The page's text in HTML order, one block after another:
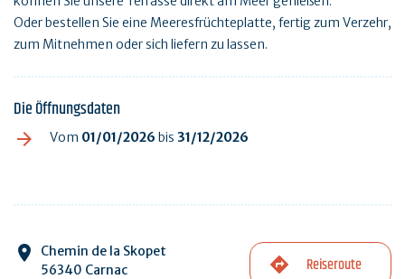
Oder bestellen Sie eine Meeresfrüchteplatte, fertig zum Verzehr,
zum Mitnehmen oder sich liefern zu lassen.
Die Öffnungsdaten
Vom 01/01/2026 bis 31/12/2026
Chemin de la Skopet
56340 Carnac
Reiseroute